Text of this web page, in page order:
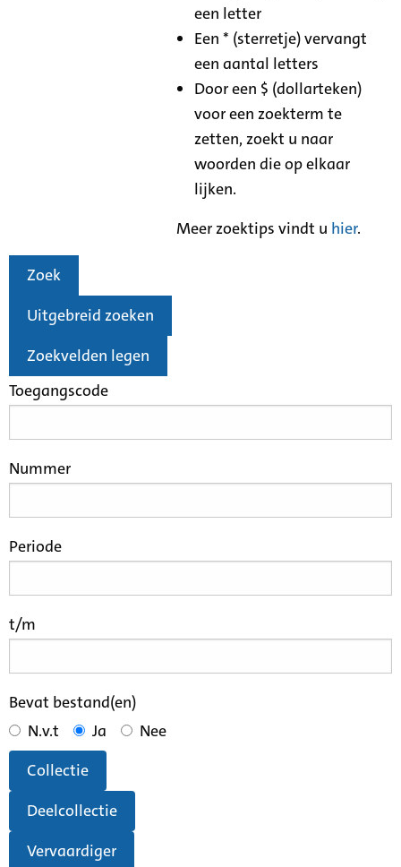
een letter
Een * (sterretje) vervangt
een aantal letters
Door een $ (dollarteken)
voor een zoekterm te
zetten, zoekt u naar
woorden die op elkaar
lijken.
Meer zoektips vindt u hier.
Zoek
Uitgebreid zoeken
Zoekvelden legen
Toegangscode
Nummer
Periode
t/m
Bevat bestand(en)
N.v.t
Ja
Nee
Collectie
Deelcollectie
Vervaardiger